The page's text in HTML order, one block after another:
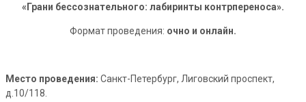
«Грани бессознательного: лабиринты контрпереноса».
Формат проведения: очно и онлайн.
Место проведения: Санкт-Петербург, Лиговский проспект,
д.10/118.